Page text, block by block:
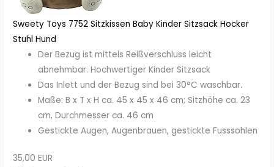
Sweety Toys 7752 Sitzkissen Baby Kinder Sitzsack Hocker
Stuhl Hund
Der Bezug ist mittels Reißverschluss leicht
abnehmbar. Hochwertiger Kinder Sitzsack
Das Inlett und der Bezug sind bei 30°C waschbar.
Maße: B x T x H ca. 45 x 45 x 46 cm; Sitzhöhe ca. 23
cm, Durchmesser ca. 46 cm
Gestickte Augen, Augenbrauen, gestickte Fusssohlen
35,00 EUR